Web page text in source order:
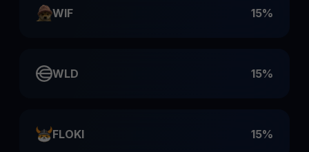
WIF 15%
WLD 15%
FLOKI 15%